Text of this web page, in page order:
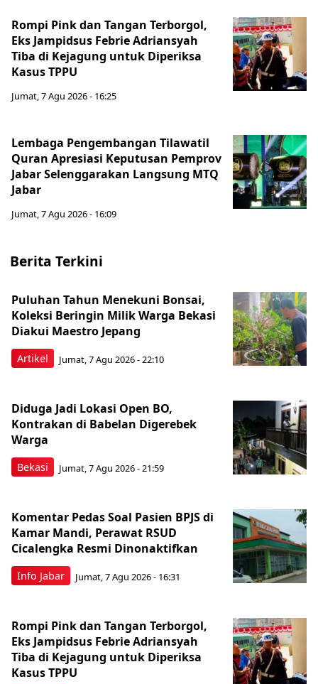
Rompi Pink dan Tangan Terborgol,
Eks Jampidsus Febrie Adriansyah
Tiba di Kejagung untuk Diperiksa
Kasus TPPU
Jumat, 7 Agu 2026 - 16:25
Lembaga Pengembangan Tilawatil
Quran Apresiasi Keputusan Pemprov
Jabar Selenggarakan Langsung MTQ
Jabar
Jumat, 7 Agu 2026 - 16:09
Berita Terkini
Artikel
Puluhan Tahun Menekuni Bonsai,
Koleksi Beringin Milik Warga Bekasi
Diakui Maestro Jepang
Jumat, 7 Agu 2026 - 22:10
Bekasi
Diduga Jadi Lokasi Open BO,
Kontrakan di Babelan Digerebek
Warga
Jumat, 7 Agu 2026 - 21:59
Info Jabar
Komentar Pedas Soal Pasien BPJS di
Kamar Mandi, Perawat RSUD
Cicalengka Resmi Dinonaktifkan
Jumat, 7 Agu 2026 - 16:31
Rompi Pink dan Tangan Terborgol,
Eks Jampidsus Febrie Adriansyah
Tiba di Kejagung untuk Diperiksa
Kasus TPPU